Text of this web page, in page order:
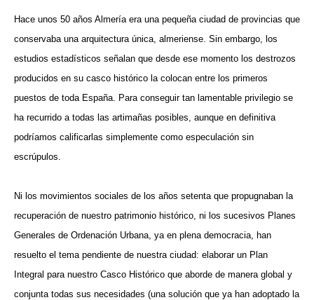
Hace unos 50 años Almería era una pequeña ciudad de provincias que
conservaba una arquitectura única, almeriense. Sin embargo, los
estudios estadísticos señalan que desde ese momento los destrozos
producidos en su casco histórico la colocan entre los primeros
puestos de toda España. Para conseguir tan lamentable privilegio se
ha recurrido a todas las artimañas posibles, aunque en definitiva
podríamos calificarlas simplemente como especulación sin
escrúpulos.
Ni los movimientos sociales de los años setenta que propugnaban la
recuperación de nuestro patrimonio histórico, ni los sucesivos Planes
Generales de Ordenación Urbana, ya en plena democracia, han
resuelto el tema pendiente de nuestra ciudad: elaborar un Plan
Integral para nuestro Casco Histórico que aborde de manera global y
conjunta todas sus necesidades (una solución que ya han adoptado la